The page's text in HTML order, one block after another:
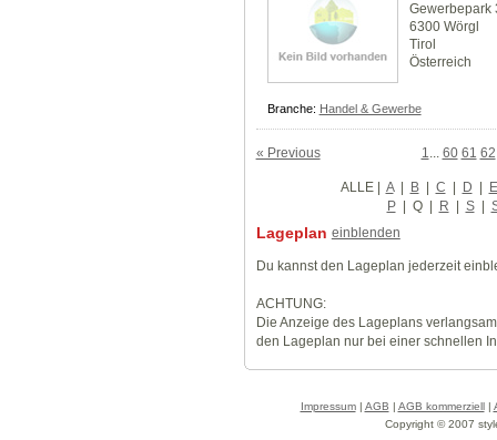
Gewerbepark
6300 Wörgl
Tirol
Österreich
Branche: Handel & Gewerbe
« Previous 1 60 61 62
ALLE| A | B | C | D | E
P | Q | R | S |
Lageplan einblenden
Du kannst den Lageplan jederzeit
ACHTUNG:
Die Anzeige des Lageplans
den Lageplan nur bei einer schnellen
Impressum| AGB | AGB kommerziell|
Copyright © 2007